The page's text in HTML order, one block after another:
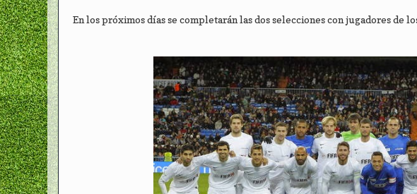
En los próximos días se completarán las dos selecciones con jugadores de